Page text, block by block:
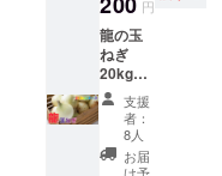
い。 龍
の玉ね
ぎ10kg
コース
です！
1箱の個
数 約
30個で
す。 発
円
龍の玉
ねぎ
20kg
コース
です！
個数
約60個
です。
支援
者：
8人
お届
け予